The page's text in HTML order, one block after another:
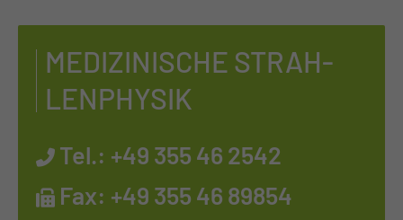
ME­DI­ZI­NI­SCHE STRAH­
LEN­PHY­SIK
Tel.: +49 355 46 2542
Fax: +49 355 46 89854